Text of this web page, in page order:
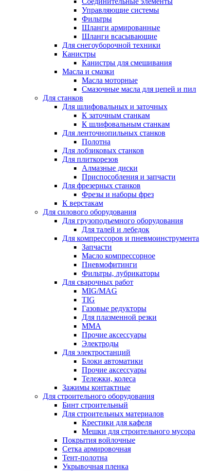
Управляющие системы
Фильтры
Шланги армированные
Шланги всасывающие
Для снегоуборочной техники
Канистры
Канистры для смешивания
Масла и смазки
Масла моторные
Смазочные масла для цепей и пил
Для станков
Для шлифовальных и заточных
К заточным станкам
К шлифовальным станкам
Для ленточнопильных станков
Полотна
Для лобзиковых станков
Для плиткорезов
Алмазные диски
Приспособления и запчасти
Для фрезерных станков
Фрезы и наборы фрез
К верстакам
Для силового оборудования
Для грузоподъемного оборудования
Для талей и лебедок
Для компрессоров и пневмоинструмента
Запчасти
Масло компрессорное
Пневмофитинги
Фильтры, лубрикаторы
Для сварочных работ
MIG/MAG
TIG
Газовые редукторы
Для плазменной резки
ММА
Прочие аксессуары
Электроды
Для электростанций
Блоки автоматики
Прочие аксессуары
Тележки, колеса
Зажимы контактные
Для строительного оборудования
Бинт строительный
Для строительных материалов
Крестики для кафеля
Мешки для строительного мусора
Покрытия войлочные
Сетка армировочная
Тент-полотна
Укрывочная пленка